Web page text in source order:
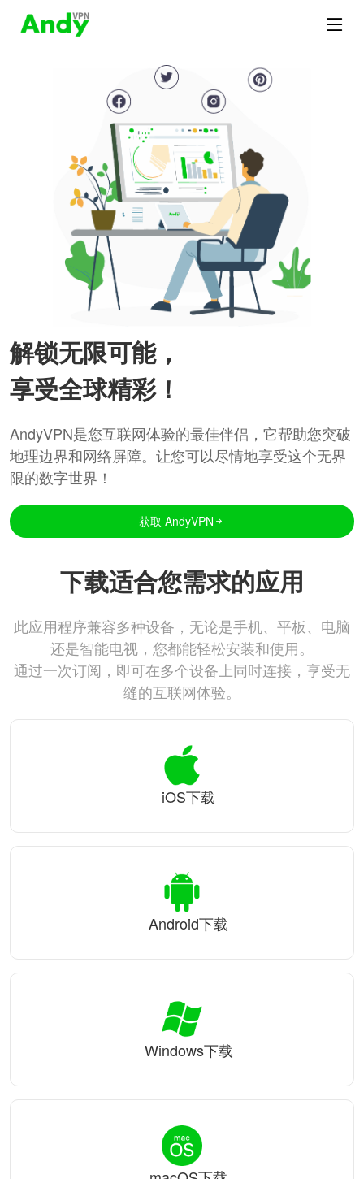
解锁无限可能，
享受全球精彩！
AndyVPN是您互联网体验的最佳伴侣，它帮助您突破
地理边界和网络屏障。让您可以尽情地享受这个无界
限的数字世界！
获取 AndyVPN
下载适合您需求的应用
此应用程序兼容多种设备，无论是手机、平板、电脑
还是智能电视，您都能轻松安装和使用。
通过一次订阅，即可在多个设备上同时连接，享受无
缝的互联网体验。
iOS下载
Android下载
Windows下载